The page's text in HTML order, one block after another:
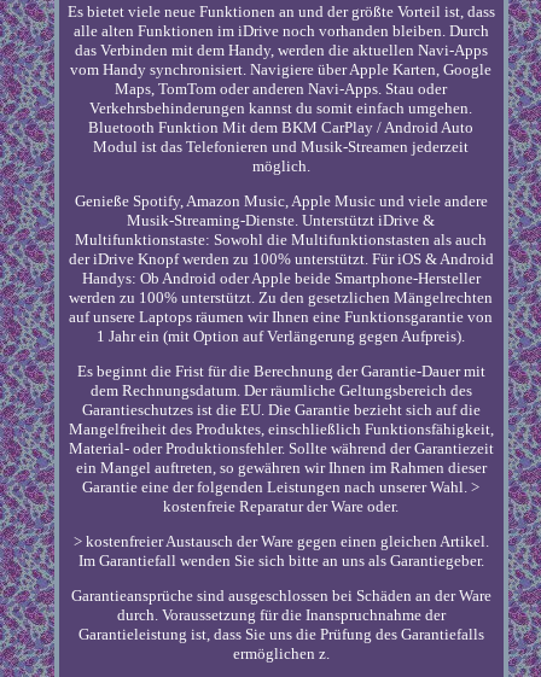
Es bietet viele neue Funktionen an und der größte Vorteil ist, dass
alle alten Funktionen im iDrive noch vorhanden bleiben. Durch
das Verbinden mit dem Handy, werden die aktuellen Navi-Apps
vom Handy synchronisiert. Navigiere über Apple Karten, Google
Maps, TomTom oder anderen Navi-Apps. Stau oder
Verkehrsbehinderungen kannst du somit einfach umgehen.
Bluetooth Funktion Mit dem BKM CarPlay / Android Auto
Modul ist das Telefonieren und Musik-Streamen jederzeit
möglich.
Genieße Spotify, Amazon Music, Apple Music und viele andere
Musik-Streaming-Dienste. Unterstützt iDrive &
Multifunktionstaste: Sowohl die Multifunktionstasten als auch
der iDrive Knopf werden zu 100% unterstützt. Für iOS & Android
Handys: Ob Android oder Apple beide Smartphone-Hersteller
werden zu 100% unterstützt. Zu den gesetzlichen Mängelrechten
auf unsere Laptops räumen wir Ihnen eine Funktionsgarantie von
1 Jahr ein (mit Option auf Verlängerung gegen Aufpreis).
Es beginnt die Frist für die Berechnung der Garantie-Dauer mit
dem Rechnungsdatum. Der räumliche Geltungsbereich des
Garantieschutzes ist die EU. Die Garantie bezieht sich auf die
Mangelfreiheit des Produktes, einschließlich Funktionsfähigkeit,
Material- oder Produktionsfehler. Sollte während der Garantiezeit
ein Mangel auftreten, so gewähren wir Ihnen im Rahmen dieser
Garantie eine der folgenden Leistungen nach unserer Wahl. >
kostenfreie Reparatur der Ware oder.
> kostenfreier Austausch der Ware gegen einen gleichen Artikel.
Im Garantiefall wenden Sie sich bitte an uns als Garantiegeber.
Garantieansprüche sind ausgeschlossen bei Schäden an der Ware
durch. Voraussetzung für die Inanspruchnahme der
Garantieleistung ist, dass Sie uns die Prüfung des Garantiefalls
ermöglichen z.